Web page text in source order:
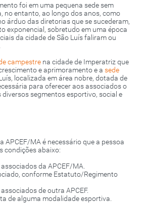
foi em uma pequena sede sem
no entanto, ao longo dos anos, como
árduo das diretorias que se sucederam,
exponencial, sobretudo em uma época
da cidade de São Luís faliram ou
campestre na cidade de Imperatriz que
e aprimoramento e a sede
localizada em área nobre, dotada de
para oferecer aos associados o
diversos segmentos esportivo, social e
APCEF/MA é necessário que a pessoa
condições abaixo:
da APCEF/MA.
conforme Estatuto/Regimento
de outra APCEF.
de alguma modalidade esportiva.